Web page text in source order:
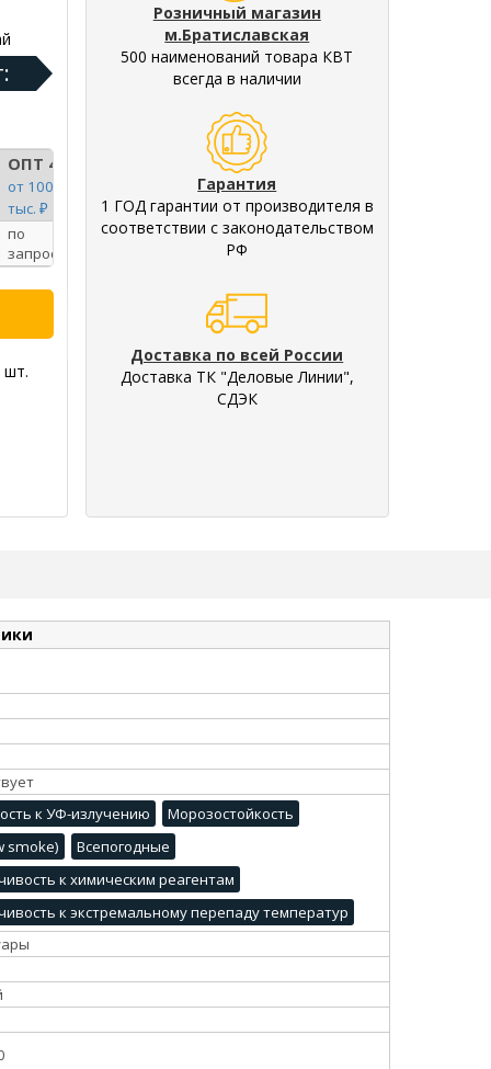
ОПТ 4
от 100
тыс. ₽
по
запросу
шт.
Розничный магазин
м.Братиславская
500 наименований товара КВТ
всегда в наличии
Гарантия
1 ГОД гарантии от производителя в
соответствии с законодательством
РФ
Доставка по всей России
Доставка ТК "Деловые Линии",
СДЭК
к УФ-излучению
Морозостойкость
smoke)
Всепогодные
к химическим реагентам
к экстремальному перепаду температур